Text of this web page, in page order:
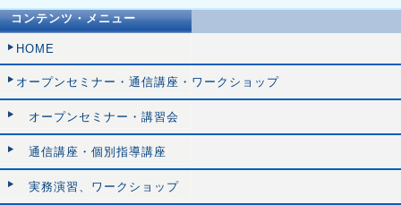
コンテンツ・メニュー
HOME
オープンセミナー・通信講座・ワークショップ
オープンセミナー・講習会
通信講座・個別指導講座
実務演習、ワークショップ